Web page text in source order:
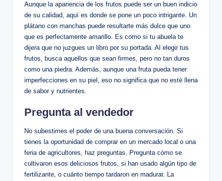
Aunque la apariencia de los frutos puede ser un buen indicio
de su calidad, aquí es donde se pone un poco intrigante. Un
plátano con manchas puede resultarte más dulce que uno
que es perfectamente amarillo. Es como si tu abuela te
dijera que no juzgues un libro por su portada. Al elegir tus
frutos, busca aquellos que sean firmes, pero no tan duros
como una piedra. Además, aunque una fruta pueda tener
imperfecciones en su piel, eso no significa que no esté llena
de sabor y nutrientes.
Pregunta al vendedor
No subestimes el poder de una buena conversación. Si
tienes la oportunidad de comprar en un mercado local o una
feria de agricultores, haz preguntas. Pregunta cómo se
cultivaron esos deliciosos frutos, si han usado algún tipo de
fertilizante, o cuánto tiempo tardaron en madurar. La